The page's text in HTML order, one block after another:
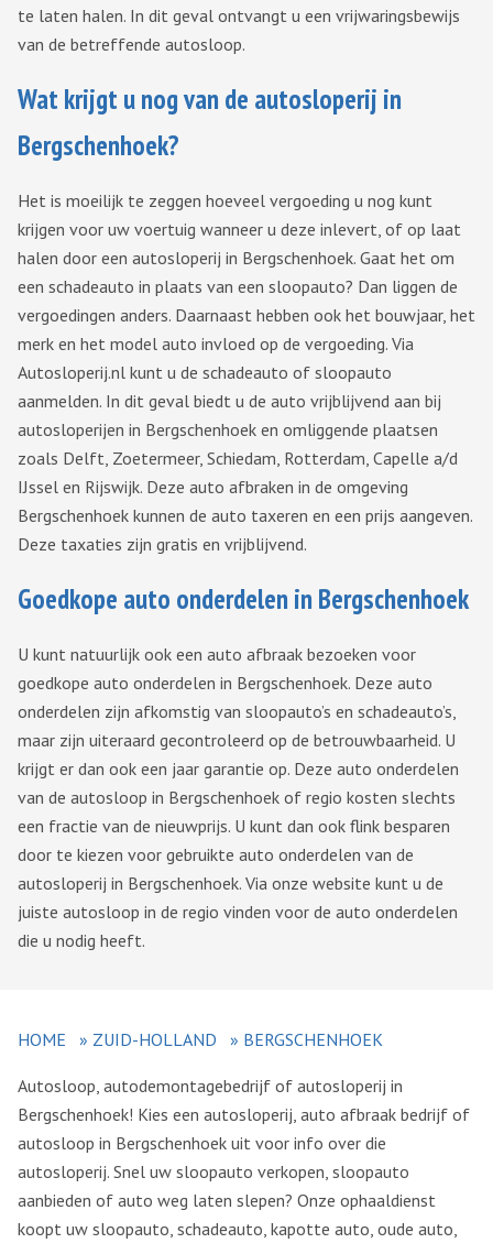
te laten halen. In dit geval ontvangt u een vrijwaringsbewijs
van de betreffende autosloop.
Wat krijgt u nog van de autosloperij in
Bergschenhoek?
Het is moeilijk te zeggen hoeveel vergoeding u nog kunt
krijgen voor uw voertuig wanneer u deze inlevert, of op laat
halen door een autosloperij in Bergschenhoek. Gaat het om
een schadeauto in plaats van een sloopauto? Dan liggen de
vergoedingen anders. Daarnaast hebben ook het bouwjaar, het
merk en het model auto invloed op de vergoeding. Via
Autosloperij.nl kunt u de schadeauto of sloopauto
aanmelden. In dit geval biedt u de auto vrijblijvend aan bij
autosloperijen in Bergschenhoek en omliggende plaatsen
zoals Delft, Zoetermeer, Schiedam, Rotterdam, Capelle a/d
IJssel en Rijswijk. Deze auto afbraken in de omgeving
Bergschenhoek kunnen de auto taxeren en een prijs aangeven.
Deze taxaties zijn gratis en vrijblijvend.
Goedkope auto onderdelen in Bergschenhoek
U kunt natuurlijk ook een auto afbraak bezoeken voor
goedkope auto onderdelen in Bergschenhoek. Deze auto
onderdelen zijn afkomstig van sloopauto’s en schadeauto’s,
maar zijn uiteraard gecontroleerd op de betrouwbaarheid. U
krijgt er dan ook een jaar garantie op. Deze auto onderdelen
van de autosloop in Bergschenhoek of regio kosten slechts
een fractie van de nieuwprijs. U kunt dan ook flink besparen
door te kiezen voor gebruikte auto onderdelen van de
autosloperij in Bergschenhoek. Via onze website kunt u de
juiste autosloop in de regio vinden voor de auto onderdelen
die u nodig heeft.
HOME » ZUID-HOLLAND » BERGSCHENHOEK
Autosloop, autodemontagebedrijf of autosloperij in
Bergschenhoek! Kies een autosloperij, auto afbraak bedrijf of
autosloop in Bergschenhoek uit voor info over die
autosloperij. Snel uw sloopauto verkopen, sloopauto
aanbieden of auto weg laten slepen? Onze ophaaldienst
koopt uw sloopauto, schadeauto, kapotte auto, oude auto,